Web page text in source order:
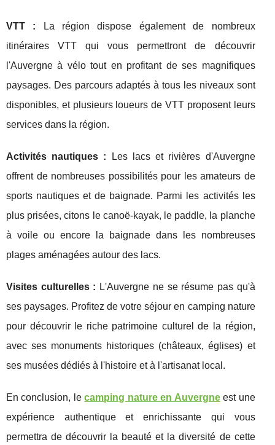
VTT : La région dispose également de nombreux
itinéraires VTT qui vous permettront de découvrir
l'Auvergne à vélo tout en profitant de ses magnifiques
paysages. Des parcours adaptés à tous les niveaux sont
disponibles, et plusieurs loueurs de VTT proposent leurs
services dans la région.
Activités nautiques : Les lacs et rivières d'Auvergne
offrent de nombreuses possibilités pour les amateurs de
sports nautiques et de baignade. Parmi les activités les
plus prisées, citons le canoë-kayak, le paddle, la planche
à voile ou encore la baignade dans les nombreuses
plages aménagées autour des lacs.
Visites culturelles : L'Auvergne ne se résume pas qu'à
ses paysages. Profitez de votre séjour en camping nature
pour découvrir le riche patrimoine culturel de la région,
avec ses monuments historiques (châteaux, églises) et
ses musées dédiés à l'histoire et à l'artisanat local.
En conclusion, lecamping nature en Auvergneest une
expérience authentique et enrichissante qui vous
permettra de découvrir la beauté et la diversité de cette